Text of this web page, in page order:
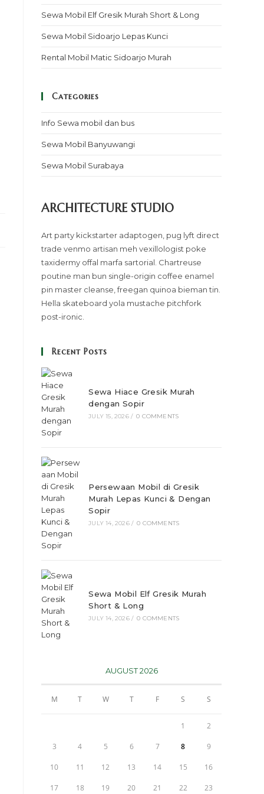
Sewa Mobil Elf Gresik Murah Short & Long
Sewa Mobil Sidoarjo Lepas Kunci
Rental Mobil Matic Sidoarjo Murah
Categories
Info Sewa mobil dan bus
Sewa Mobil Banyuwangi
Sewa Mobil Surabaya
ARCHITECTURE STUDIO
Art party kickstarter adaptogen, pug lyft direct
trade venmo artisan meh vexillologist poke
taxidermy offal marfa sartorial. Chartreuse
poutine man bun single-origin coffee enamel
pin master cleanse, freegan quinoa bieman tin.
Hella skateboard yola mustache pitchfork
post-ironic.
Recent Posts
Sewa Hiace Gresik Murah
dengan Sopir
JULY 15, 2026 / 0 COMMENTS
Persewaan Mobil di Gresik
Murah Lepas Kunci & Dengan
Sopir
JULY 14, 2026 / 0 COMMENTS
Sewa Mobil Elf Gresik Murah
Short & Long
JULY 14, 2026 / 0 COMMENTS
AUGUST 2026
M T W T F S S
1 2
3 4 5 6 7 8 9
10 11 12 13 14 15 16
17 18 19 20 21 22 23